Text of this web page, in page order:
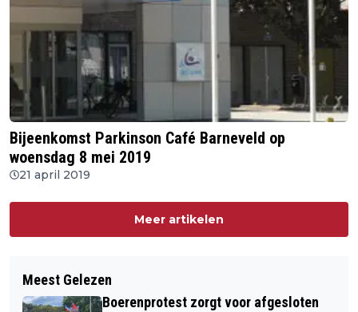
Bijeenkomst Parkinson Café Barneveld op
woensdag 8 mei 2019
21 april 2019
Meer artikelen
Meest Gelezen
Boerenprotest zorgt voor afgesloten